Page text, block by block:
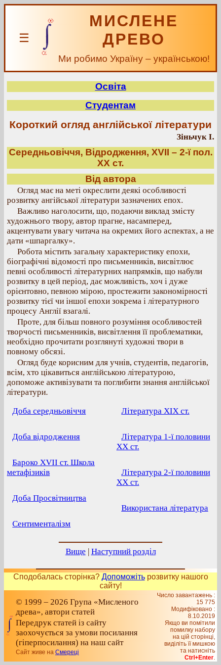
☰
МИСЛЕНЕ
ДРЕВО
Ми робимо Україну – українською!
Освіта
Студентам
Короткий огляд англійської літератури
Зіньчук І.
Середньовіччя, Відродження, XVII – 2-ї пол.
ХХ ст.
Від автора
Огляд має на меті окреслити деякі особливості
розвитку ангійської літератури зазначених епох.
Важливо наголосити, що, подаючи виклад змісту
художнього твору, автор прагне, насамперед,
акцентувати увагу читача на окремих його аспектах, а не
дати «шпаргалку».
Робота містить загальну характеристику епохи,
біографічні відомості про письменників, висвітлює
певні особливості літературних напрямків, що набули
розвитку в цей період, дає можливість, хоч і дуже
орієнтовно, певною мірою, простежити закономірності
розвитку тієї чи іншої епохи зокрема і літературного
процесу Англії взагалі.
Проте, для більш повного розуміння особливостей
творчості письменників, висвітлення її проблематики,
необхідно прочитати розглянуті художні твори в
повному обсязі.
Огляд буде корисним для учнів, студентів, педагогів,
всім, хто цікавиться англійською літературою,
допоможе активізувати та поглибити знання англійської
літератури.
Доба середньовіччя
Доба відродження
Бароко XVII ст. Школа
метафізиків
Доба Просвітництва
Сентименталізм
Література ХІХ ст.
Література 1-ї половини
ХХ ст.
Література 2-ї половини
ХХ ст.
Використана література
Вище | Наступний розділ
Сподобалась сторінка? Допоможітьрозвитку нашого
сайту!
© 1999 – 2026 Група «Мисленого
древа», автори статей
Передрук статей із сайту
заохочується за умови посилання
(гіперпосилання) на наш сайт
Сайт живе на Смереці
Число завантажень :
15 775
Модифіковано :
8.10.2019
Якщо ви помітили
помилку набору
на цiй сторiнцi,
видiлiть її мишкою
та натисніть
Ctrl+Enter.